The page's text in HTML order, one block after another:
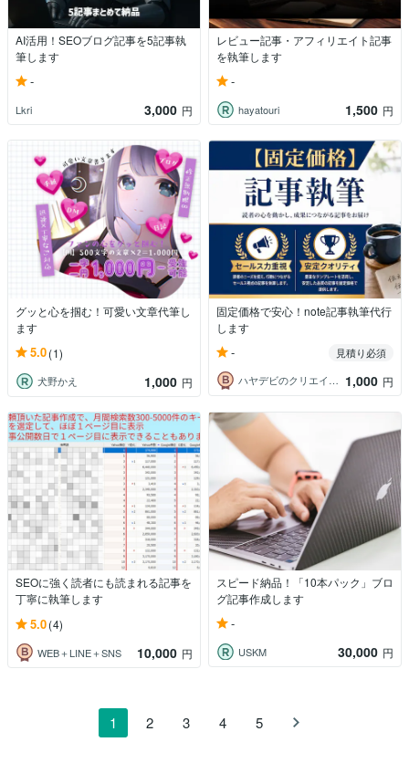
AI活用！SEOブログ記事を5記事執
筆します
-
Lkri 3,000 円
レビュー記事・アフィリエイト記事
を執筆します
-
hayatouri 1,500 円
グッと心を掴む！可愛い文章代筆し
ます
5.0(1)
犬野かえ 1,000 円
固定価格で安心！note記事執筆代行
します
-
見積り必須
ハヤデビのクリエイター工房 1,000 円
SEOに強く読者にも読まれる記事を
丁寧に執筆します
5.0(4)
WEB＋LINE＋SNS 10,000 円
スピード納品！「10本パック」ブロ
グ記事作成します
-
USKM 30,000 円
1 2 3 4 5